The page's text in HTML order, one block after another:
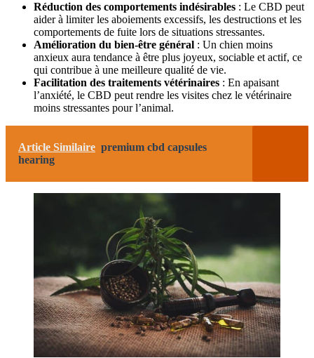
Réduction des comportements indésirables : Le CBD peut
aider à limiter les aboiements excessifs, les destructions et les
comportements de fuite lors de situations stressantes.
Amélioration du bien-être général : Un chien moins
anxieux aura tendance à être plus joyeux, sociable et actif, ce
qui contribue à une meilleure qualité de vie.
Facilitation des traitements vétérinaires : En apaisant
l’anxiété, le CBD peut rendre les visites chez le vétérinaire
moins stressantes pour l’animal.
Article Similaire premium cbd capsules
hearing